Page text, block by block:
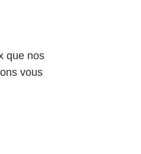
que nos
vous